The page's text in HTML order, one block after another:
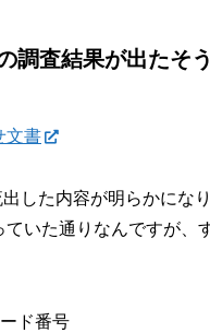
調査結果が出たそ
文書
した内容が明らかにな
ていた通りなんですが、
ド番号